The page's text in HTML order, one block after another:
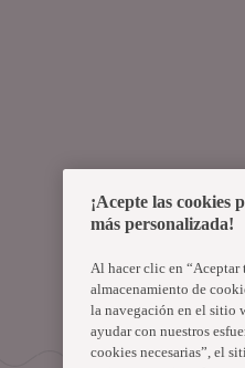
¡Acepte las cookies
más personalizada!
Al hacer clic en “Aceptar
almacenamiento de
la navegación en el sitio
ayudar con nuestros
cookies necesarias”, el